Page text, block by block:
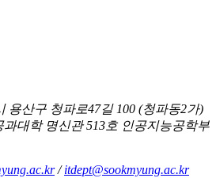
용산구 청파로47길 100 (청파동2가)
대학 명신관 513호 인공지능공학부
/itdept@sookmyung.ac.kr